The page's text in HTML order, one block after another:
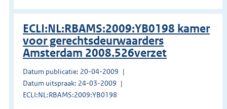
ECLI:NL:RBAMS:2009:YB0198 kamer
voor gerechtsdeurwaarders
Amsterdam 2008.526verzet
Datum publicatie: 20-04-2009
Datum uitspraak: 24-03-2009
ECLI:NL:RBAMS:2009:YB0198